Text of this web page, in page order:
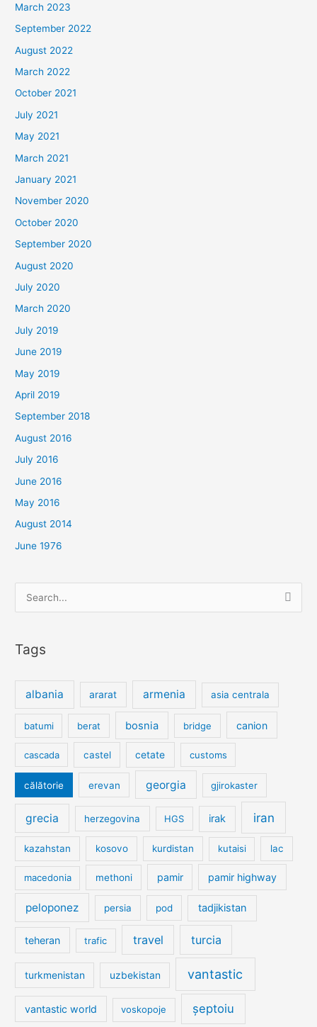
March 2023
September 2022
August 2022
March 2022
October 2021
July 2021
May 2021
March 2021
January 2021
November 2020
October 2020
September 2020
August 2020
July 2020
March 2020
July 2019
June 2019
May 2019
April 2019
September 2018
August 2016
July 2016
June 2016
May 2016
August 2014
June 1976
for:
Tags
albania ararat armenia asia centrala
batumi berat bosnia bridge canion
cascada castel cetate customs
călătorie erevan georgia gjirokaster
grecia herzegovina HGS irak iran
kazahstan kosovo kurdistan kutaisi lac
macedonia methoni pamir pamir highway
peloponez persia pod tadjikistan
teheran trafic travel turcia
turkmenistan uzbekistan vantastic
vantastic world voskopoje șeptoiu